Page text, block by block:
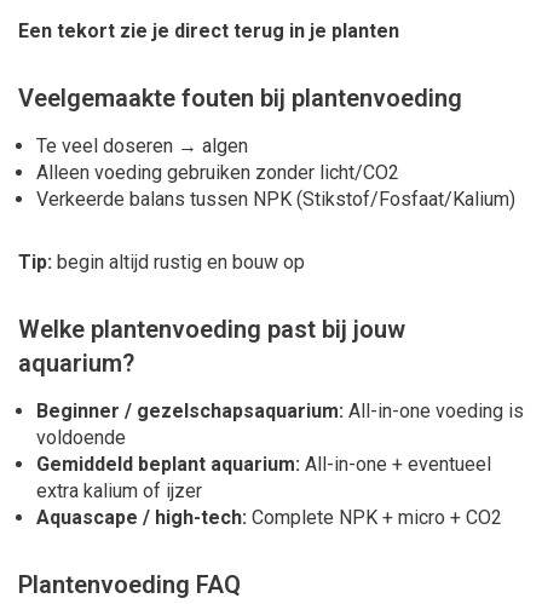
Een tekort zie je direct terug in je planten
Veelgemaakte fouten bij plantenvoeding
Te veel doseren → algen
Alleen voeding gebruiken zonder licht/CO2
Verkeerde balans tussen NPK (Stikstof/Fosfaat/Kalium)
Tip: begin altijd rustig en bouw op
Welke plantenvoeding past bij jouw
aquarium?
Beginner / gezelschapsaquarium: All-in-one voeding is
voldoende
Gemiddeld beplant aquarium: All-in-one + eventueel
extra kalium of ijzer
Aquascape / high-tech: Complete NPK + micro + CO2
Plantenvoeding FAQ